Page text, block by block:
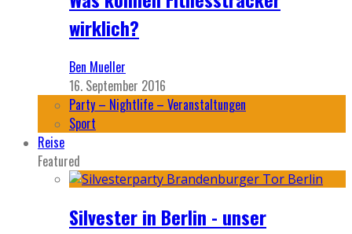
wirklich?
Ben Mueller
16. September 2016
Party – Nightlife – Veranstaltungen
Sport
Reise
Featured
Silvester in Berlin - unser